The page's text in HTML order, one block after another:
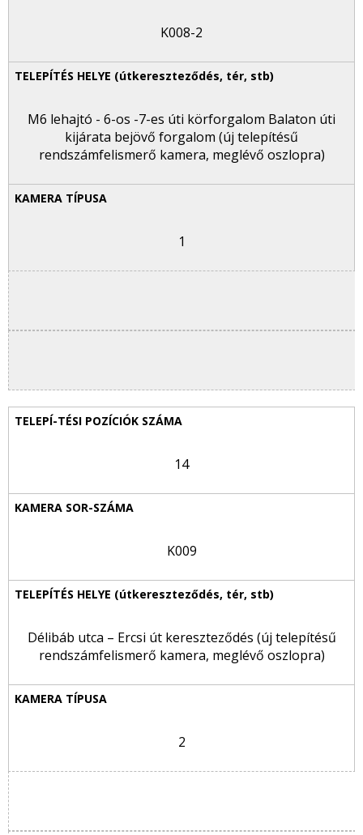
K008-2
M6 lehajtó - 6-os -7-es úti körforgalom Balaton úti
kijárata bejövő forgalom (új telepítésű
rendszámfelismerő kamera, meglévő oszlopra)
1
14
K009
Délibáb utca – Ercsi út kereszteződés (új telepítésű
rendszámfelismerő kamera, meglévő oszlopra)
2